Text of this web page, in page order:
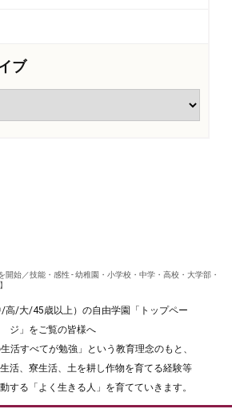
ブ
開始／技能・感性 - 幼稚園・小学校・中学・高校・大学部・
高/大/45歳以上）の自由学園「トップペー
ジ」をご覧の皆様へ
活すべてが勉強」という教育理念のもと、
活、寮生活、土を耕し作物を育てる経験等
する「よく生きる人」を育てていきます。